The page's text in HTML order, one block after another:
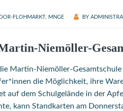
FLOHMARKT , MNGE BY
Niemöller-
Martin-Niemöller-
die Möglichkeit, ihre
auf dem Schulgelände in der
kann Standkarten am